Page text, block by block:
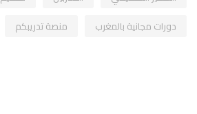
دورات مجانية بالمغرب
منصة تدريبكم